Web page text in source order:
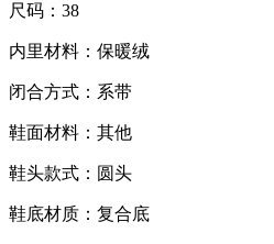
尺码：38
内里材料：保暖绒
闭合方式：系带
鞋面材料：其他
鞋头款式：圆头
鞋底材质：复合底